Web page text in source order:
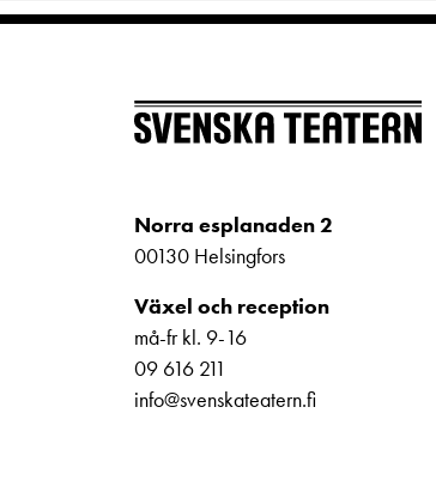
Norra esplanaden 2
00130 Helsingfors
Växel och reception
må-fr kl. 9-16
09 616 211
info@svenskateatern.fi